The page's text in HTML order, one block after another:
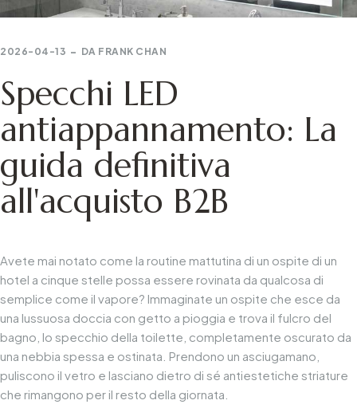
2026-04-13 DA FRANK CHAN
Specchi LED
antiappannamento: La
guida definitiva
all'acquisto B2B
Avete mai notato come la routine mattutina di un ospite di un
hotel a cinque stelle possa essere rovinata da qualcosa di
semplice come il vapore? Immaginate un ospite che esce da
una lussuosa doccia con getto a pioggia e trova il fulcro del
bagno, lo specchio della toilette, completamente oscurato da
una nebbia spessa e ostinata. Prendono un asciugamano,
puliscono il vetro e lasciano dietro di sé antiestetiche striature
che rimangono per il resto della giornata.